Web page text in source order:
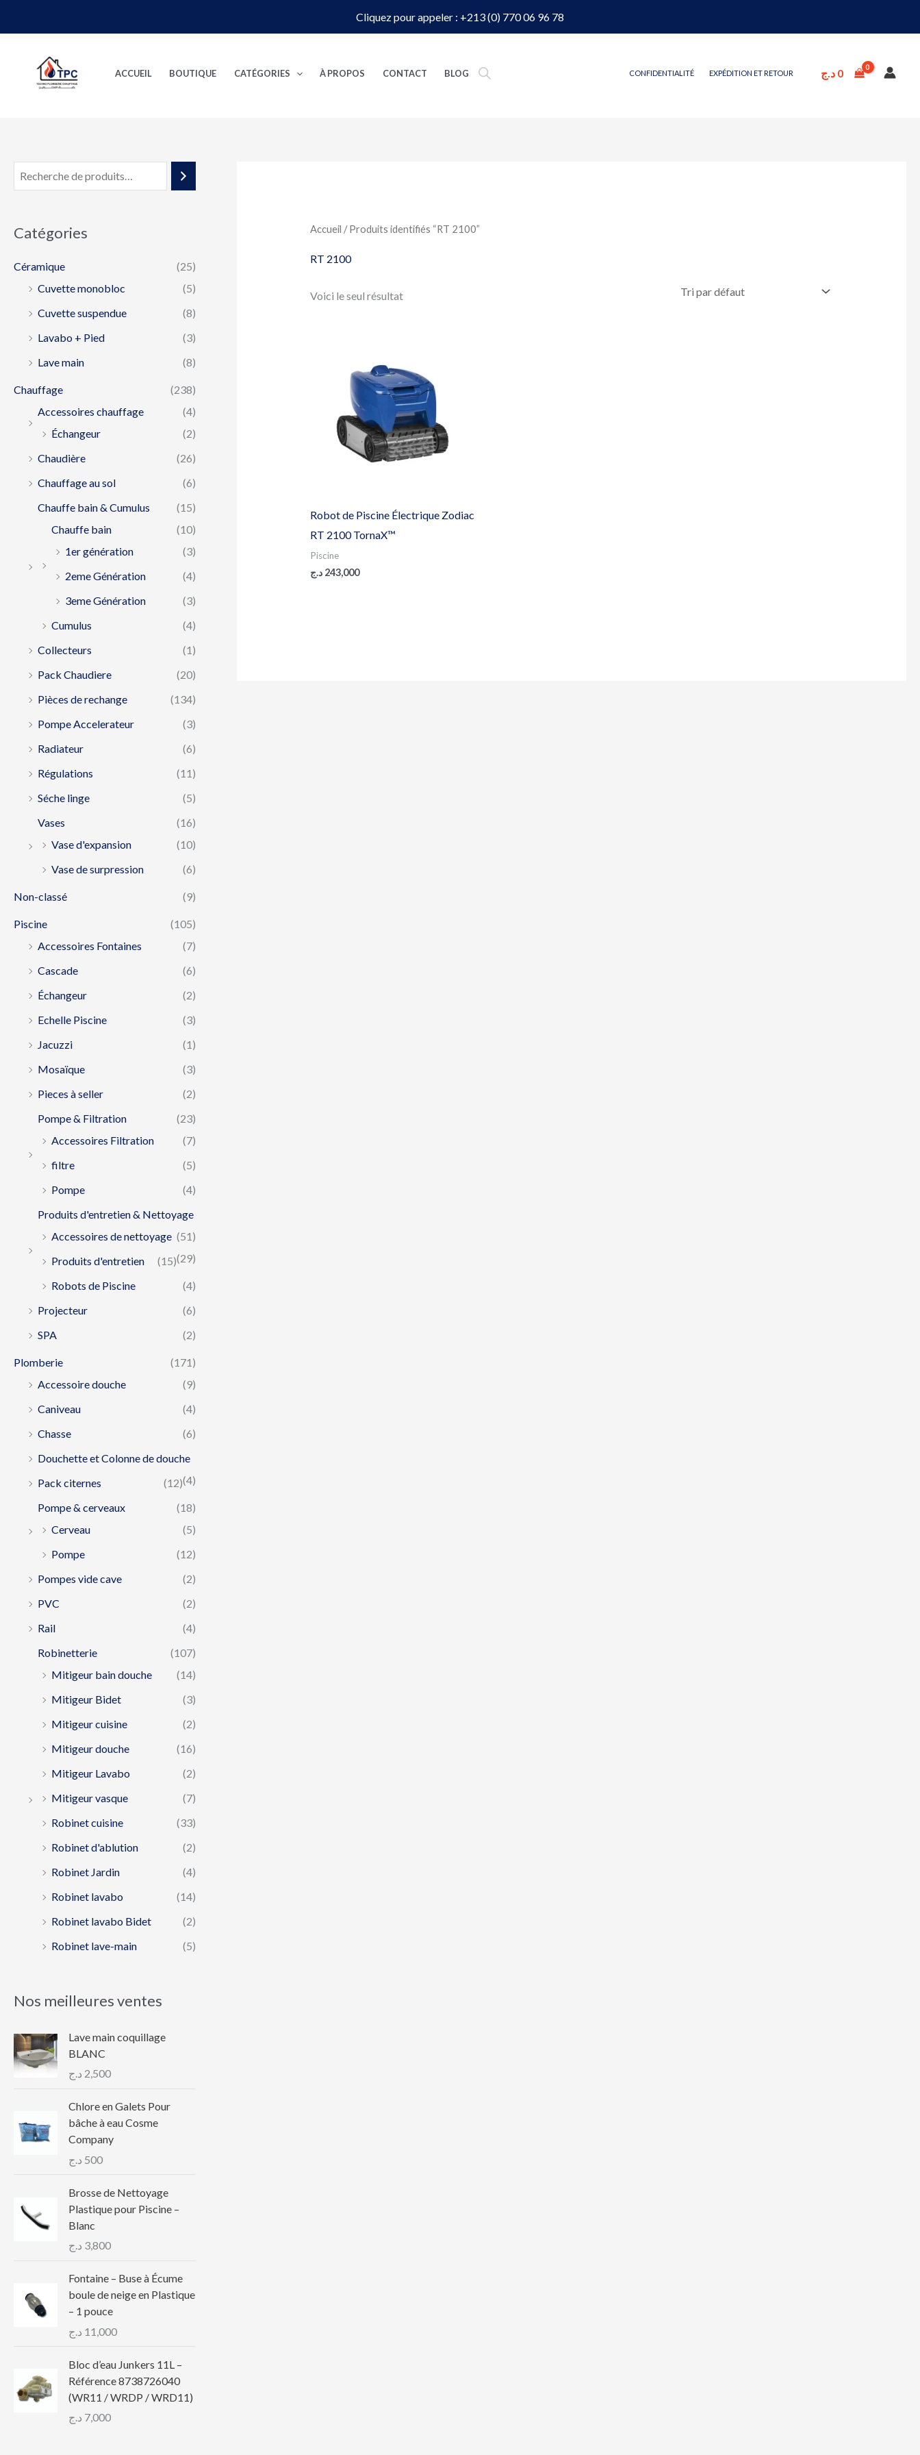
Cliquez pour appeler : +213 (0) 770 06 96 78
ACCUEIL BOUTIQUE CATÉGORIES À PROPOS CONTACT BLOG CONFIDENTIALITÉ EXPÉDITION ET RETOUR 0 د.ج
Catégories
Céramique
(25)
Cuvette monobloc
(5)
Cuvette suspendue
(8)
Lavabo + Pied
(3)
Lave main
(8)
Chauffage
(238)
Accessoires chauffage
(4)
Échangeur
(2)
Chaudière
(26)
Chauffage au sol
(6)
Chauffe bain & Cumulus
(15)
Chauffe bain
(10)
1er génération
(3)
2eme Génération
(4)
3eme Génération
(3)
Cumulus
(4)
Collecteurs
(1)
Pack Chaudiere
(20)
Pièces de rechange
(134)
Pompe Accelerateur
(3)
Radiateur
(6)
Régulations
(11)
Séche linge
(5)
Vases
(16)
Vase d'expansion
(10)
Vase de surpression
(6)
Non-classé (9)
Piscine
(105)
Accessoires Fontaines
(7)
Cascade
(6)
Échangeur
(2)
Echelle Piscine
(3)
Jacuzzi
(1)
Mosaïque
(3)
Pieces à seller
(2)
Pompe & Filtration
(23)
Accessoires Filtration
(7)
filtre
(5)
Pompe
(4)
Produits d'entretien & Nettoyage
(51)
Accessoires de nettoyage
(29)
Produits d'entretien
(15)
Robots de Piscine
(4)
Projecteur
(6)
SPA
(2)
Plomberie
(171)
Accessoire douche
(9)
Caniveau
(4)
Chasse
(6)
Douchette et Colonne de douche
(4)
Pack citernes
(12)
Pompe & cerveaux
(18)
Cerveau
(5)
Pompe
(12)
Pompes vide cave
(2)
PVC
(2)
Rail
(4)
Robinetterie
(107)
Mitigeur bain douche
(14)
Mitigeur Bidet
(3)
Mitigeur cuisine
(2)
Mitigeur douche
(16)
Mitigeur Lavabo
(2)
Mitigeur vasque
(7)
Robinet cuisine
(33)
Robinet d'ablution
(2)
Robinet Jardin
(4)
Robinet lavabo
(14)
Robinet lavabo Bidet
(2)
Robinet lave-main
(5)
Nos meilleures ventes
Lave main coquillage
BLANC
2,500 د.ج
Chlore en Galets Pour
bâche à eau Cosme
Company
500 د.ج
Brosse de Nettoyage
Plastique pour Piscine –
Blanc
3,800 د.ج
Fontaine – Buse à Écume
boule de neige en Plastique
– 1 pouce
11,000 د.ج
Bloc d’eau Junkers 11L –
Référence 8738726040
(WR11 / WRDP / WRD11)
7,000 د.ج
Accueil / Produits identifiés “RT 2100”
RT 2100
Voici le seul résultat
Robot de Piscine Électrique Zodiac
RT 2100 TornaX™
Piscine
243,000 د.ج